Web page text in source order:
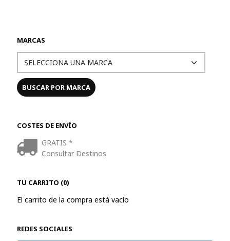
MARCAS
COSTES DE ENVÍO
GRATIS *
Consultar Destinos
TU CARRITO (0)
El carrito de la compra está vacío
REDES SOCIALES